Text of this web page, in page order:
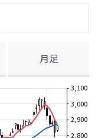
月足
2,800
2,900
3,000
3,100